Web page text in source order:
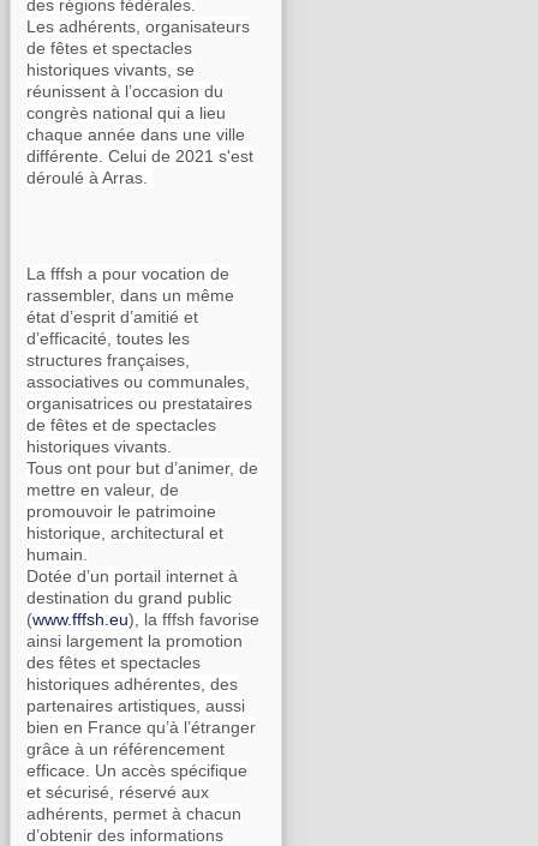
des régions fédérales.
Les adhérents, organisateurs
de fêtes et spectacles
historiques vivants, se
réunissent à l’occasion du
congrès national qui a lieu
chaque année dans une ville
différente. Celui de 2021 s'est
déroulé à Arras.
La fffsh a pour vocation de
rassembler, dans un même
état d’esprit d’amitié et
d’efficacité, toutes les
structures françaises,
associatives ou communales,
organisatrices ou prestataires
de fêtes et de spectacles
historiques vivants.
Tous ont pour but d’animer, de
mettre en valeur, de
promouvoir le patrimoine
historique, architectural et
humain.
Dotée d’un portail internet à
destination du grand public
(www.fffsh.eu), la fffsh favorise
ainsi largement la promotion
des fêtes et spectacles
historiques adhérentes, des
partenaires artistiques, aussi
bien en France qu’à l’étranger
grâce à un référencement
efficace. Un accès spécifique
et sécurisé, réservé aux
adhérents, permet à chacun
d’obtenir des informations